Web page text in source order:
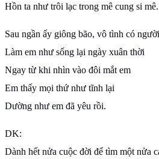
Hồn ta như trôi lạc trong mê cung si mê.
Sau ngần ấy giông bão, vô tình có
Làm em như sống lại ngày xuân thời
Ngay từ khi nhìn vào đôi mắt em
Em thấy mọi thứ như tĩnh lại
Dường như em đã yêu rồi.
DK:
Dành hết nửa cuộc đời để tìm một nửa